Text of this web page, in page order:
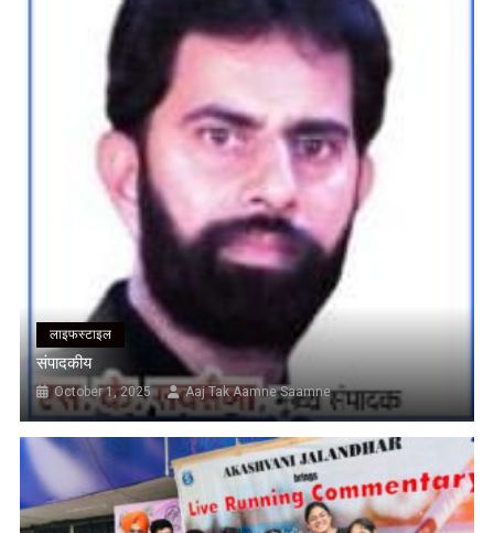
लाइफस्टाइल
संपादकीय
October 1, 2025 Aaj Tak Aamne Saamne